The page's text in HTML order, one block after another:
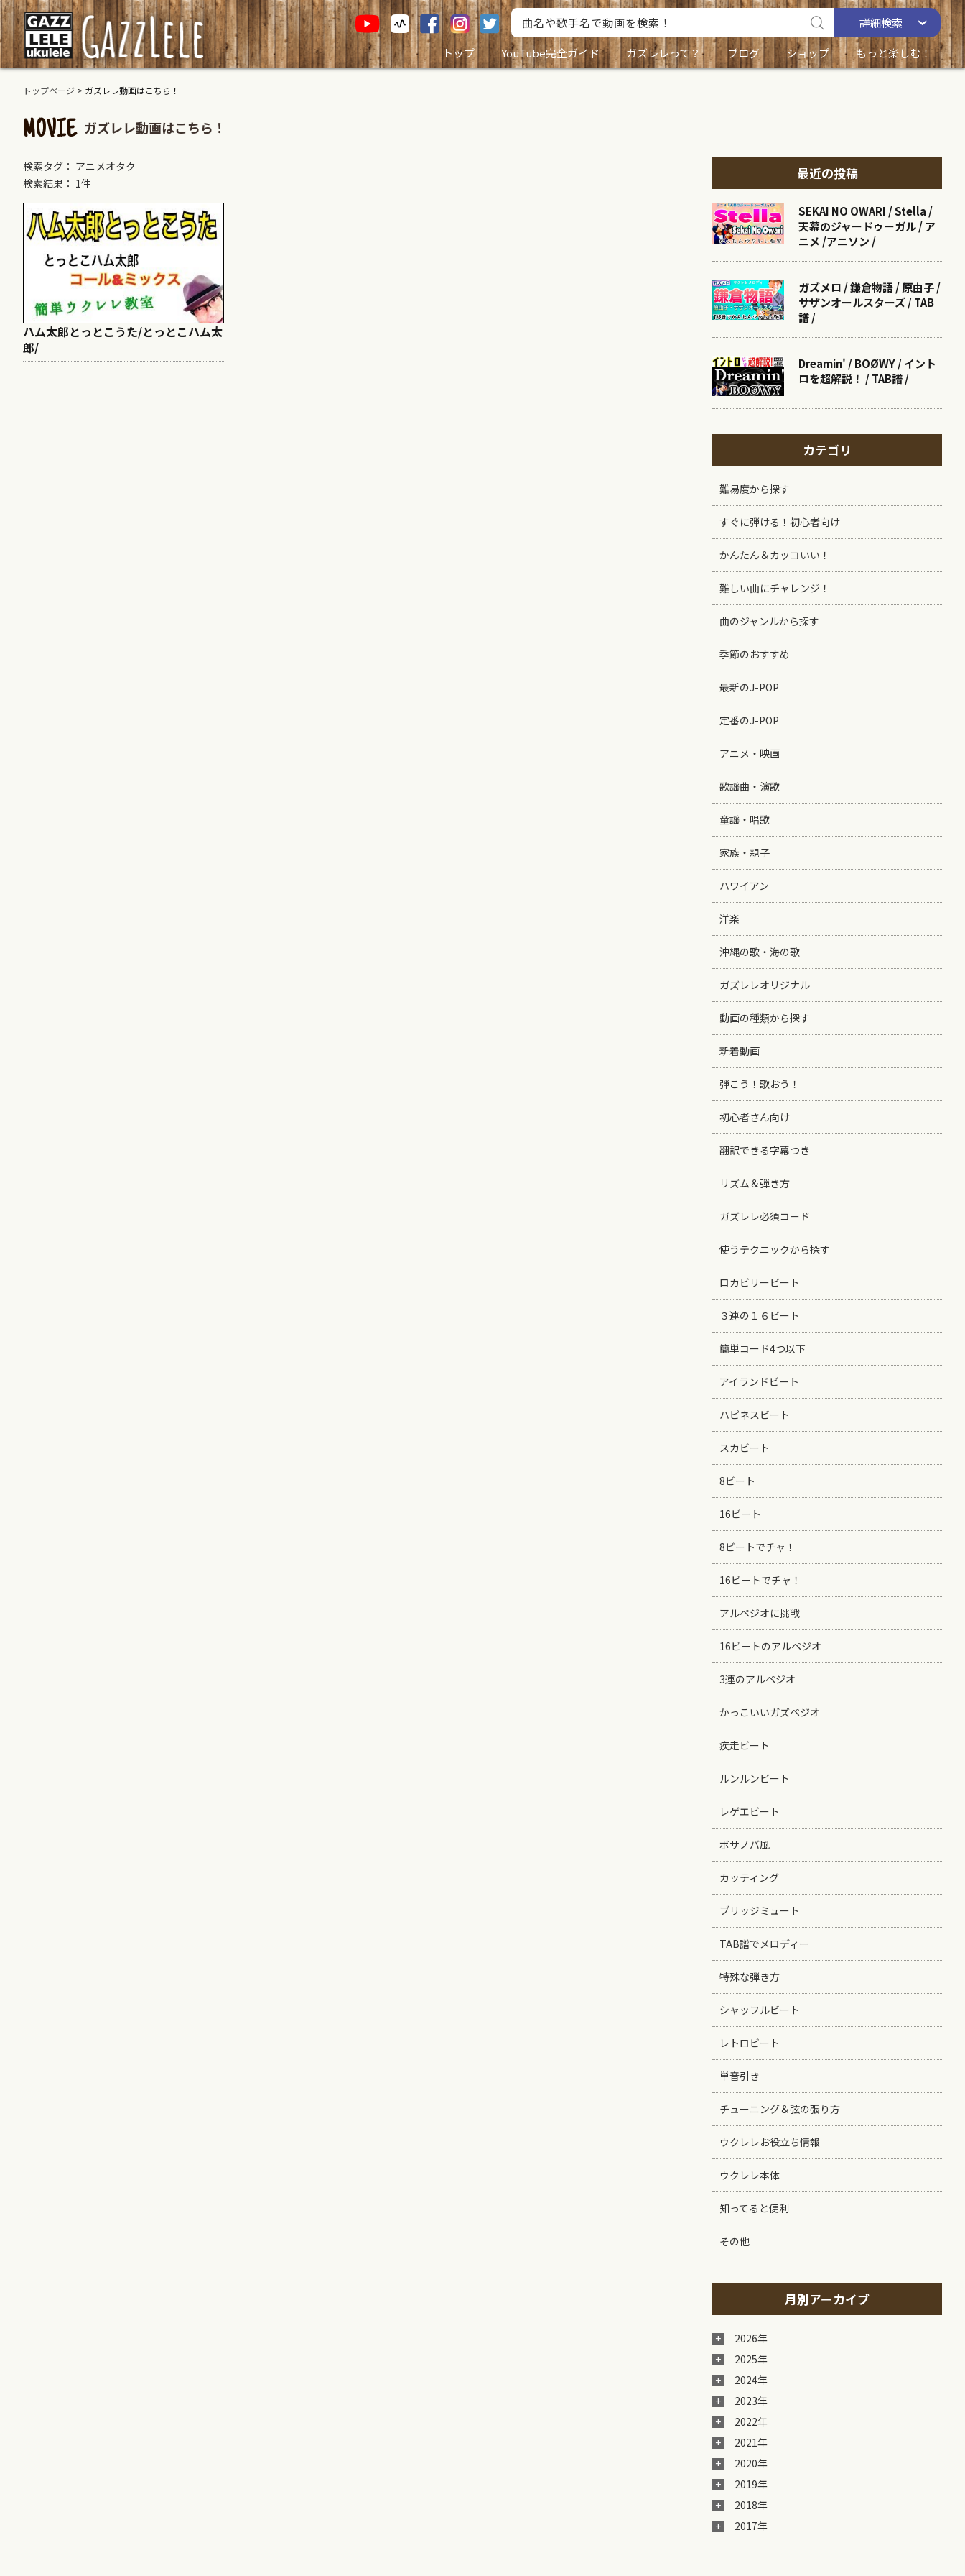
詳細検索
トップ
YouTube完全ガイド ガズレレって？ ブログ ショップ もっと楽しむ！
トップページ > ガズレレ動画はこちら！
MOVIE ガズレレ動画はこちら！
検索タグ： アニメオタク
検索結果： 1件
ハム太郎とっとこうた/とっとこハム太
郎/
最近の投稿
SEKAI NO OWARI / Stella /
天幕のジャードゥーガル / ア
ニメ /アニソン /
ガズメロ / 鎌倉物語 / 原由子 /
サザンオールスターズ / TAB
譜 /
Dreamin' / BOØWY / イント
ロを超解説！ / TAB譜 /
カテゴリ
難易度から探す
すぐに弾ける！初心者向け
かんたん＆カッコいい！
難しい曲にチャレンジ！
曲のジャンルから探す
季節のおすすめ
最新のJ-POP
定番のJ-POP
アニメ・映画
歌謡曲・演歌
童謡・唱歌
家族・親子
ハワイアン
洋楽
沖縄の歌・海の歌
ガズレレオリジナル
動画の種類から探す
新着動画
弾こう！歌おう！
初心者さん向け
翻訳できる字幕つき
リズム＆弾き方
ガズレレ必須コード
使うテクニックから探す
ロカビリービート
３連の１６ビート
簡単コード4つ以下
アイランドビート
ハピネスビート
スカビート
8ビート
16ビート
8ビートでチャ！
16ビートでチャ！
アルペジオに挑戦
16ビートのアルペジオ
3連のアルペジオ
かっこいいガズペジオ
疾走ビート
ルンルンビート
レゲエビート
ボサノバ風
カッティング
ブリッジミュート
TAB譜でメロディー
特殊な弾き方
シャッフルビート
レトロビート
単音引き
チューニング＆弦の張り方
ウクレレお役立ち情報
ウクレレ本体
知ってると便利
その他
月別アーカイブ
2026年
2025年
2024年
2023年
2022年
2021年
2020年
2019年
2018年
2017年